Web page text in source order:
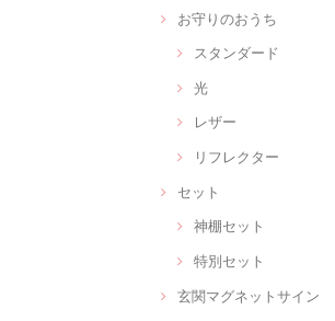
お守りのおうち
スタンダード
光
レザー
リフレクター
セット
神棚セット
特別セット
玄関マグネットサイン